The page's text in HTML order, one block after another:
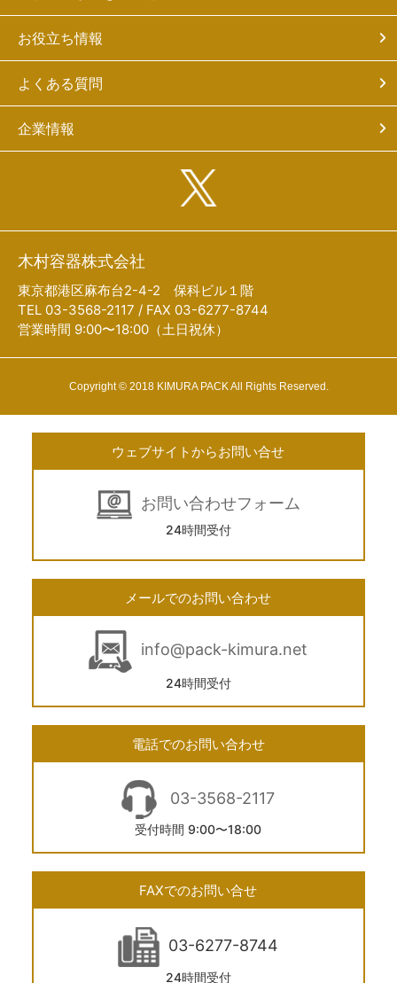
お役立ち情報
よくある質問
企業情報
木村容器株式会社
東京都港区麻布台2-4-2 保科ビル１階
TEL 03-3568-2117 / FAX 03-6277-8744
営業時間 9:00〜18:00（土日祝休）
Copyright © 2018 KIMURA PACK All Rights Reserved.
ウェブサイトからお問い合せ
お問い合わせフォーム
24時間受付
メールでのお問い合わせ
info@pack-kimura.net
24時間受付
電話でのお問い合わせ
03-3568-2117
受付時間 9:00〜18:00
FAXでのお問い合せ
03-6277-8744
24時間受付